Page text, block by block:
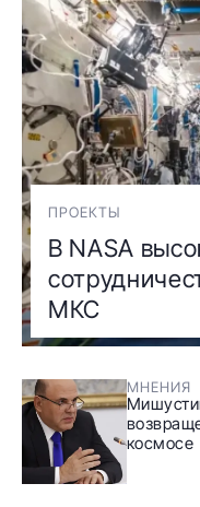
ПРОЕКТЫ
В NASA
МКС
МНЕНИЯ
космосе